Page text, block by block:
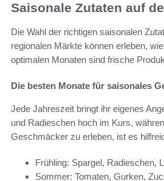
Saisonale Zutaten auf
Die Wahl der richtigen saisonalen
regionalen Märkte können erleben,
optimalen Monaten sind frische
Die besten Monate für saisonales
Jede Jahreszeit bringt ihr eigenes
und Radieschen hoch im Kurs,
Geschmäcker zu erleben, ist es
Frühling: Spargel, Radieschen,
Sommer: Tomaten, Gurken,